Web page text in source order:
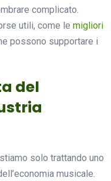
complicato.
utili, come le migliori
possono supportare i
del
solo trattando uno
musicale.